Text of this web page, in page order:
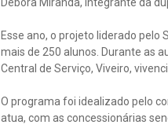
Esse ano, o projeto liderado pelo
mais de 250 alunos. Durante as
Central de Serviço, Viveiro,
O programa foi idealizado pelo
atua, com as concessionárias